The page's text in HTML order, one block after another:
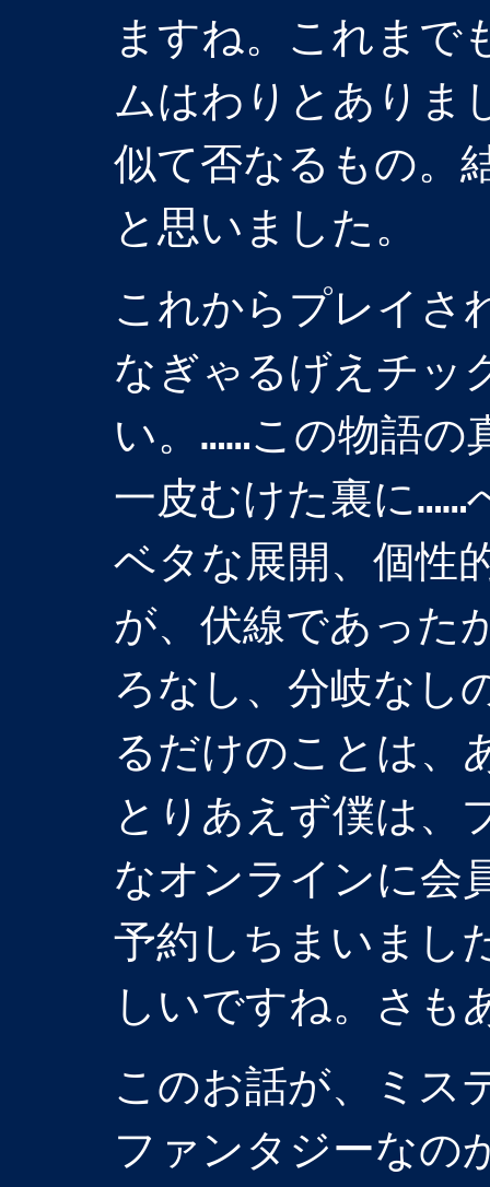
ますね。これまで
ムはわりとありま
似て否なるもの。
と思いました。
これからプレイさ
なぎゃるげえチッ
い。……この物語の
一皮むけた裏に……
ベタな展開、個性
が、伏線であった
ろなし、分岐なし
るだけのことは、
とりあえず僕は、
なオンラインに会
予約しちまいまし
しいですね。さも
このお話が、ミス
ファンタジーなの